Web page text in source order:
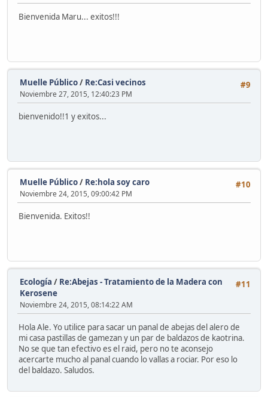
Bienvenida Maru... exitos!!!
#9
Muelle Público/ Re:Casi vecinos
Noviembre 27, 2015, 12:40:23 PM
bienvenido!!1 y exitos...
#10
Muelle Público/ Re:hola soy caro
Noviembre 24, 2015, 09:00:42 PM
Bienvenida. Exitos!!
#11
Ecología / Re:Abejas - Tratamiento de la Madera con
Kerosene
Noviembre 24, 2015, 08:14:22 AM
Hola Ale. Yo utilice para sacar un panal de abejas del alero de
mi casa pastillas de gamezan y un par de baldazos de kaotrina.
No se que tan efectivo es el raid, pero no te aconsejo
acercarte mucho al panal cuando lo vallas a rociar. Por eso lo
del baldazo. Saludos.